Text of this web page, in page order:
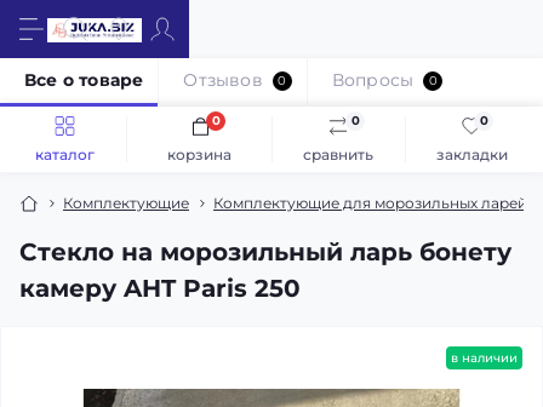
каталог сравнить
0
закладки
0
корзина
0
Комплектующие Комплектующие для морозильных ларей
Стекло на морозильный ларь бонету
камеру AHT Paris 250
Все о товаре Отзывов 0 Вопросы 0
в наличии